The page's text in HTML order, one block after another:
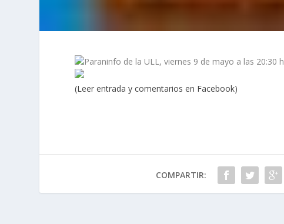
Paraninfo de la ULL, viernes 9 de mayo a las 20:30 h
(Leer entrada y comentarios en Facebook)
COMPARTIR: